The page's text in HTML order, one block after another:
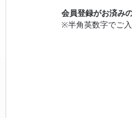
会員登録がお済み
※半角英数字でご入